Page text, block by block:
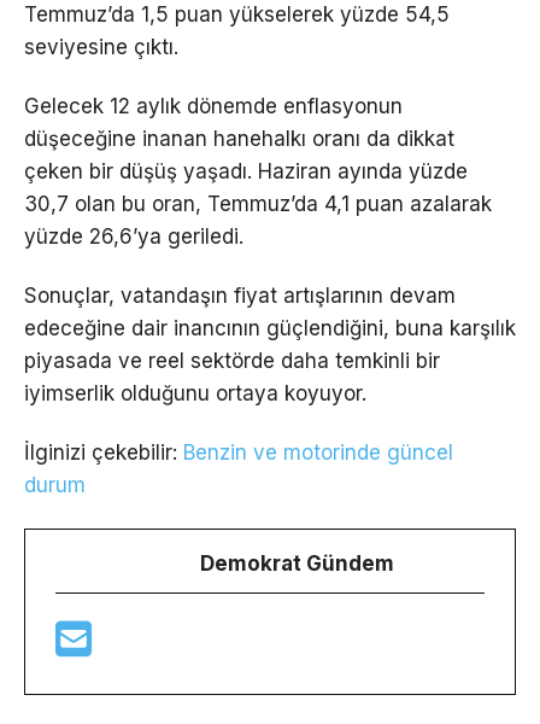
Temmuz’da 1,5 puan yükselerek yüzde 54,5
seviyesine çıktı.
Gelecek 12 aylık dönemde enflasyonun
düşeceğine inanan hanehalkı oranı da dikkat
çeken bir düşüş yaşadı. Haziran ayında yüzde
30,7 olan bu oran, Temmuz’da 4,1 puan azalarak
yüzde 26,6’ya geriledi.
Sonuçlar, vatandaşın fiyat artışlarının devam
edeceğine dair inancının güçlendiğini, buna karşılık
piyasada ve reel sektörde daha temkinli bir
iyimserlik olduğunu ortaya koyuyor.
İlginizi çekebilir: Benzin ve motorinde güncel
durum
Demokrat Gündem